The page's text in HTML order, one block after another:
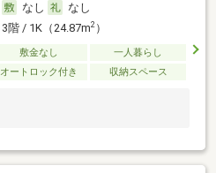
なし
なし
3階 / 1K（24.87m2）
敷金なし
一人暮らし
オートロック付き 収納スペース